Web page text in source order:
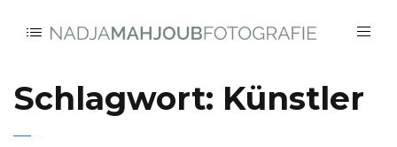
Schlagwort: Künstler